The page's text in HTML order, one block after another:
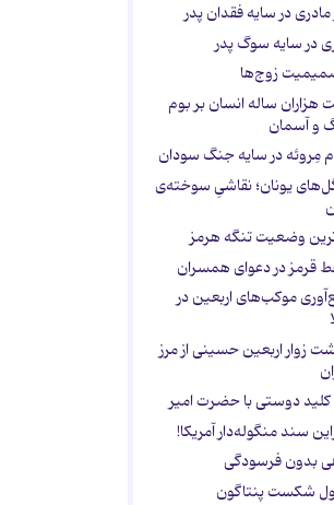
در سایه‌ فقدان پدر
در سایه سوگ پدر
زوج‌ها
هزاران ساله انسان بر بوم
و آسمان
مِروئه در سایه جنگ سودان
یونان؛ نقاشیِ سوخته‌ی
وضعیت تنگه هرمز
موکب‌های اربعین در
زوار اربعین حسینی از مرز
کلید دوستی با حضرت امیر
سند منگوله‌دار آمریکا!
بدون فرسودگی
شکست پنتاگون